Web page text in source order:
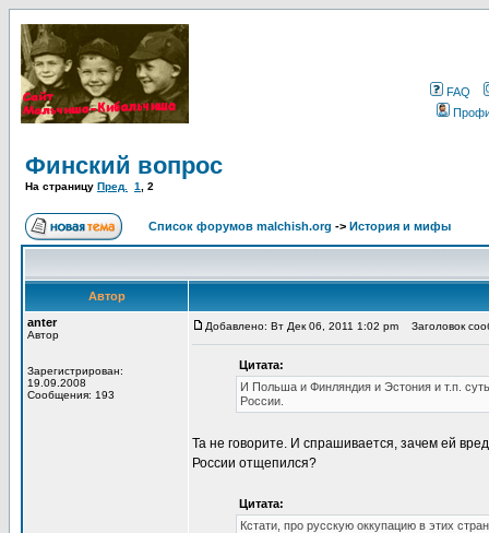
FAQ
Финский вопрос
На страницу Пред. 1 2
Список форумов malchish.org -> История и мифы
Автор
anter
Автор
Зарегистрирован:
19.09.2008
Сообщения: 193
Добавлено: Вт Дек 06, 2011 1:02 pm Заголовок
Цитата:
И Польша и Финляндия и Эстония и т.п.
России.
Та не говорите. И спрашивается, зачем ей
России отщепился?
Цитата:
Кстати, про русскую оккупацию в этих